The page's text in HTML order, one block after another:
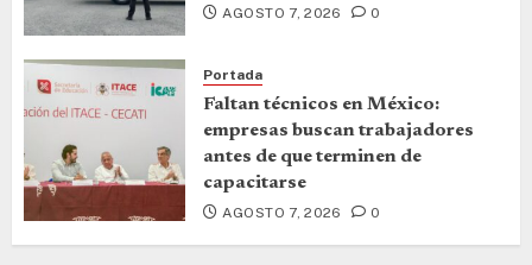
AGOSTO 7, 2026 0
Portada
Faltan técnicos en México:
empresas buscan trabajadores
antes de que terminen de
capacitarse
AGOSTO 7, 2026 0